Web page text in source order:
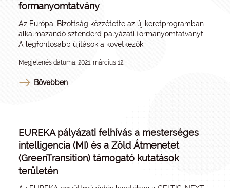
formanyomtatvány
Az Európai Bizottság közzétette az új keretprogramban
alkalmazandó sztenderd pályázati formanyomtatványt.
A legfontosabb újítások a következők:
Megjelenés dátuma: 2021. március 12.
Bővebben
EUREKA pályázati felhívás a mesterséges
intelligencia (MI) és a Zöld Átmenetet
(GreenTransition) támogató kutatások
területén